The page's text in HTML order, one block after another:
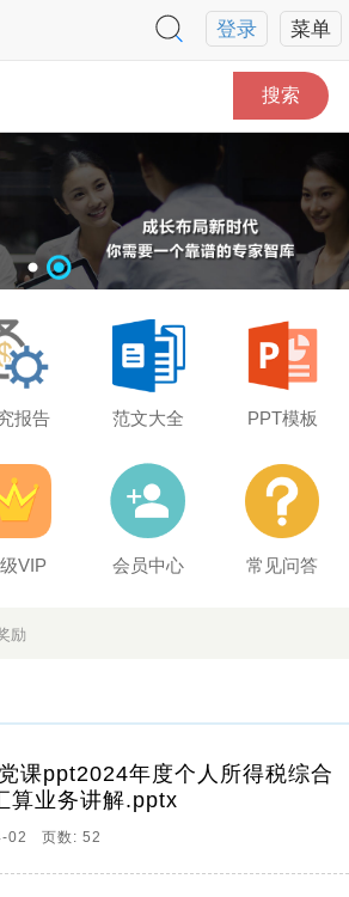
菜单
登录
搜索
报告 范文大全 PPT模板
VIP 会员中心 常见问答
励
课ppt2024年度个人所得税综合
算业务讲解.pptx
02 页数: 52